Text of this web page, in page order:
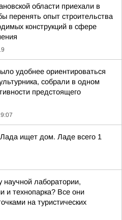
области приехали в
перенять опыт строительства
конструкций в сфере
удобнее ориентироваться
собрали в одном
предстоящего
ищет дом. Ладе всего 1
научной лаборатории,
и технопарка? Все они
на туристических